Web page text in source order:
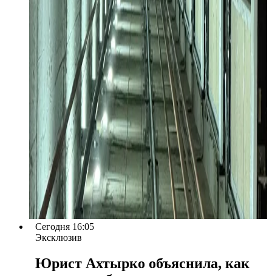
Сегодня 16:05
Эксклюзив
Юрист Ахтырко объяснила, как